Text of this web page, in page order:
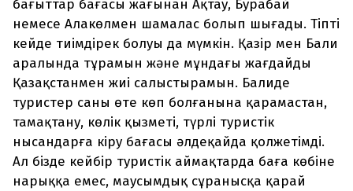
бағыттар бағасы жағынан Ақтау, Бурабай
немесе Алакөлмен шамалас болып шығады. Тіпті
кейде тиімдірек болуы да мүмкін. Қазір мен Бали
аралында тұрамын және мұндағы жағдайды
Қазақстанмен жиі салыстырамын. Балиде
туристер саны өте көп болғанына қарамастан,
тамақтану, көлік қызметі, түрлі туристік
нысандарға кіру бағасы әлдеқайда қолжетімді.
Ал бізде кейбір туристік аймақтарда баға көбіне
нарыққа емес, маусымдық сұранысқа қарай